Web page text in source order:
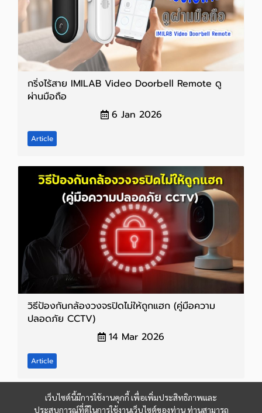
กริ่งไร้สาย IMILAB Video Doorbell Remote ดู
ผ่านมือถือ
6 Jan 2026
Article
วิธีป้องกันกล้องวงจรปิดไม่ให้ถูกแฮก (คู่มือความ
ปลอดภัย CCTV)
14 Mar 2026
Article
เว็บไซต์นี้มีการใช้งานคุกกี้ เพื่อเพิ่มประสิทธิภาพและ
ประสบการณ์ที่ดีในการใช้งานเว็บไซต์ของท่าน ท่านสามารถ